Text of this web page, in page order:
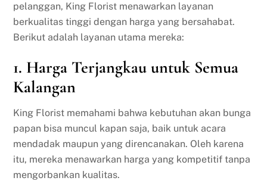
pelanggan, King Florist menawarkan layanan
berkualitas tinggi dengan harga yang bersahabat.
Berikut adalah layanan utama mereka:
1. Harga Terjangkau untuk Semua
Kalangan
King Florist memahami bahwa kebutuhan akan bunga
papan bisa muncul kapan saja, baik untuk acara
mendadak maupun yang direncanakan. Oleh karena
itu, mereka menawarkan harga yang kompetitif tanpa
mengorbankan kualitas.